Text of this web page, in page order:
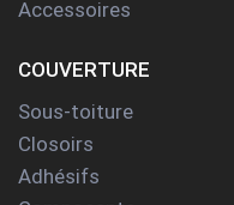
Accessoires
COUVERTURE
Sous-toiture
Closoirs
Adhésifs